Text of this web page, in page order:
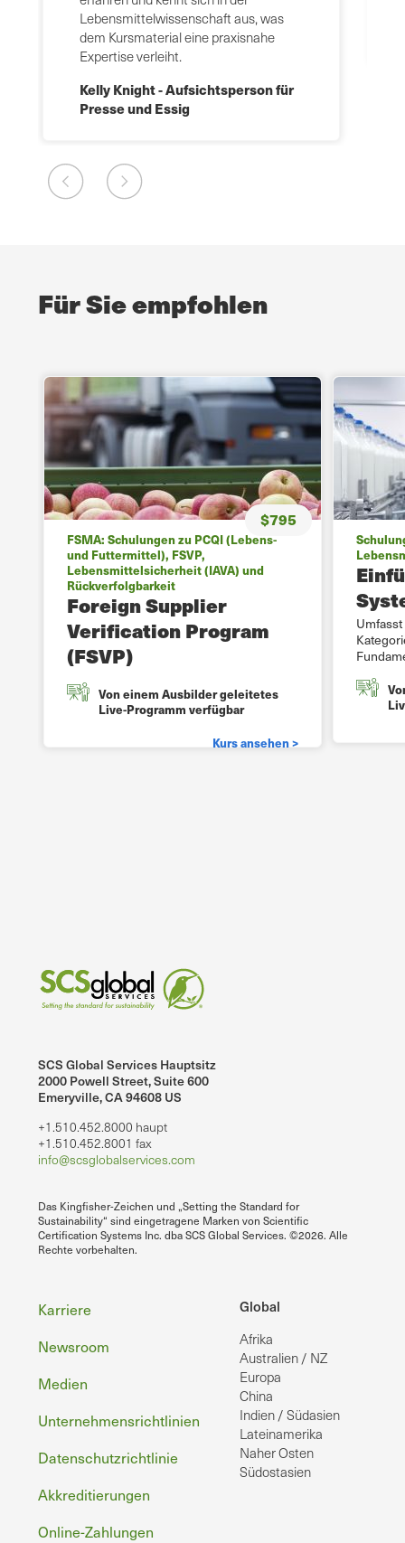
Lebensmittelwissenschaft aus, was
dem Kursmaterial eine praxisnahe
Expertise verleiht.
Kelly Knight - Aufsichtsperson für
Presse und Essig
Für Sie empfohlen
$795
FSMA: Schulungen zu PCQI (Lebens-
und Futtermittel), FSVP,
Lebensmittelsicherheit (IAVA) und
Rückverfolgbarkeit
Foreign Supplier
Verification Program
(FSVP)
Von einem Ausbilder geleitetes
Live-Programm verfügbar
Kurs ansehen >
SCS Global Services Hauptsitz
2000 Powell Street, Suite 600
Emeryville, CA 94608 US
+1.510.452.8000 haupt
+1.510.452.8001 fax
info@scsglobalservices.com
Das Kingfisher-Zeichen und „Setting the Standard for
Sustainability“ sind eingetragene Marken von Scientific
Certification Systems Inc. dba SCS Global Services. ©2026. Alle
Rechte vorbehalten.
Global
Afrika
Australien / NZ
Europa
China
Indien / Südasien
Lateinamerika
Naher Osten
Südostasien
Fußzeile
Karriere
Newsroom
Medien
Unternehmensrichtlinien
Datenschutzrichtlinie
Akkreditierungen
Online-Zahlungen